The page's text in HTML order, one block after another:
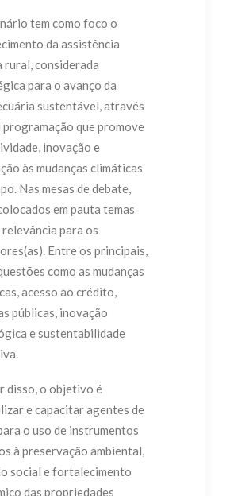
tem como foco o
da assistência
rural, considerada
para o avanço da
sustentável, através
programação que promove
inovação e
às mudanças climáticas
Nas mesas de debate,
em pauta temas
para os
Entre os principais,
como as mudanças
acesso ao crédito,
públicas, inovação
e sustentabilidade
disso, o objetivo é
e capacitar agentes de
o uso de instrumentos
à preservação ambiental,
social e fortalecimento
das propriedades